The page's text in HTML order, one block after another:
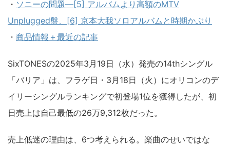
・ ソニーの問題―[5] アルバムより高額のMTV
Unplugged盤、[6] 京本大我ソロアルバムと時期かぶり
・ 商品情報＋最近の記事
SixTONESの2025年3月19日（水）発売の14thシングル
「バリア」は、フラゲ日・3月18日（火）にオリコンのデ
イリーシングルランキングで初登場1位を獲得したが、初
日売上は自己最低の26万9,312枚だった。
売上低迷の理由は、6つ考えられる。楽曲のせいではな